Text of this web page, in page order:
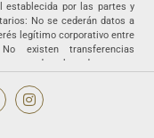
establecida por las partes y
No se cederán datos a
legítimo corporativo entre
existen transferencias
sus derechos de acceso,
en el tratamiento de datos
así como revocar los